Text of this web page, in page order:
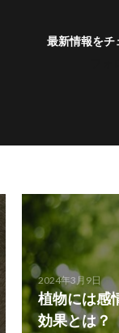
最新情報をチ
2024年3月9日
植物には感
効果とは？